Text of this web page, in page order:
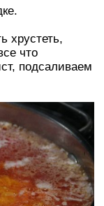
хрустеть,
что
подсаливаем